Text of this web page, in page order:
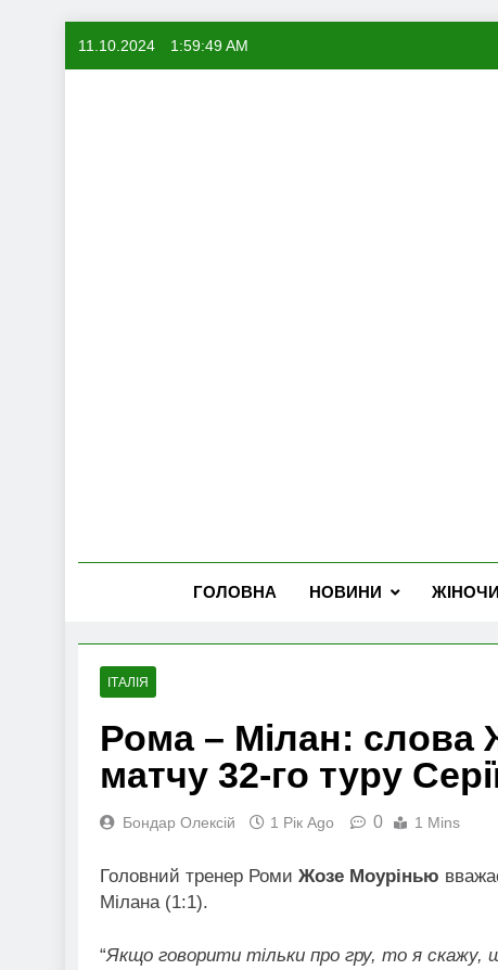
11.10.2024 1:59:50 AM
ГОЛОВНА НОВИНИ
ІТАЛІЯ
Рома – Мілан: слова
матчу 32-го туру
Бондар Олексій 1 Рік Ago 0 1 Mins
Головний тренер Роми Жозе Моурінью
Мілана (1:1).
“Якщо говорити тільки про гру, то я скажу,